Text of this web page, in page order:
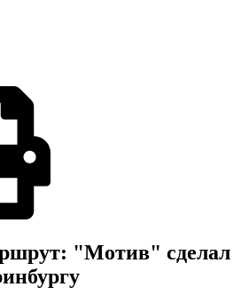
"Мотив" сделал